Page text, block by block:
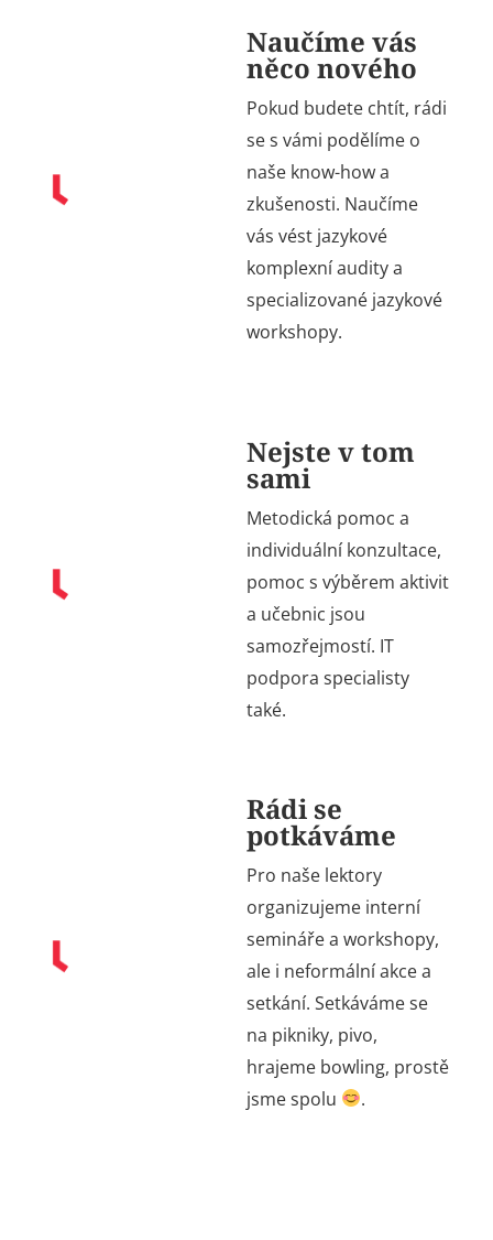
Naučíme vás
něco nového
Pokud budete chtít, rádi
se s vámi podělíme o
naše know-how a
zkušenosti. Naučíme
vás vést jazykové
komplexní audity a
specializované jazykové
workshopy.
Nejste v tom
sami
Metodická pomoc a
individuální konzultace,
pomoc s výběrem aktivit
a učebnic jsou
samozřejmostí. IT
podpora specialisty
také.
Rádi se
potkáváme
Pro naše lektory
organizujeme interní
semináře a workshopy,
ale i neformální akce a
setkání. Setkáváme se
na pikniky, pivo,
hrajeme bowling, prostě
jsme spolu
.